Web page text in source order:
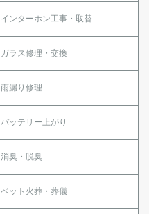
インターホン工事・取替
ガラス修理・交換
雨漏り修理
バッテリー上がり
消臭・脱臭
ペット火葬・葬儀